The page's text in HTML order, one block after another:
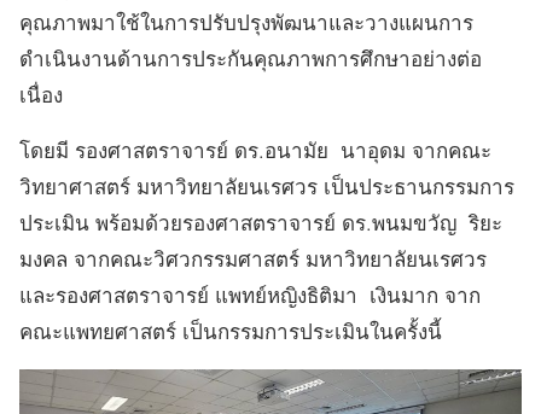
คุณภาพมาใช้ในการปรับปรุงพัฒนาและวางแผนการ
ดำเนินงานด้านการประกันคุณภาพการศึกษาอย่างต่อ
เนื่อง
โดยมี รองศาสตราจารย์ ดร.อนามัย นาอุดม จากคณะ
วิทยาศาสตร์ มหาวิทยาลัยนเรศวร เป็นประธานกรรมการ
ประเมิน พร้อมด้วยรองศาสตราจารย์ ดร.พนมขวัญ ริยะ
มงคล จากคณะวิศวกรรมศาสตร์ มหาวิทยาลัยนเรศวร
และรองศาสตราจารย์ แพทย์หญิงธิติมา เงินมาก จาก
คณะแพทยศาสตร์ เป็นกรรมการประเมินในครั้งนี้